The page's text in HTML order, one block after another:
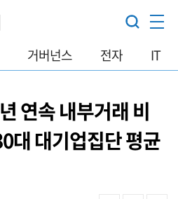
거버넌스 전자 IT
연속 내부거래 비
대기업집단 평균